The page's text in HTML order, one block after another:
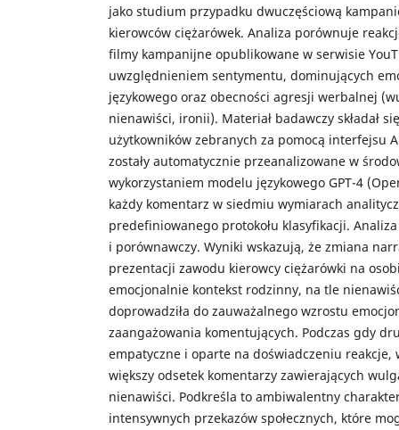
jako studium przypadku dwuczęściową
kierowców ciężarówek. Analiza porównuje
filmy kampanijne opublikowane w serwisie
uwzględnieniem sentymentu, dominujących
językowego oraz obecności agresji werbalnej
nienawiści, ironii). Materiał badawczy składał
użytkowników zebranych za pomocą interfejsu
zostały automatycznie przeanalizowane w
wykorzystaniem modelu językowego GPT-4
każdy komentarz w siedmiu wymiarach
predefiniowanego protokołu klasyfikacji.
i porównawczy. Wyniki wskazują, że zmiana
prezentacji zawodu kierowcy ciężarówki na
emocjonalnie kontekst rodzinny, na tle
doprowadziła do zauważalnego wzrostu
zaangażowania komentujących. Podczas gdy
empatyczne i oparte na doświadczeniu reakcje,
większy odsetek komentarzy zawierających
nienawiści. Podkreśla to ambiwalentny
intensywnych przekazów społecznych, które